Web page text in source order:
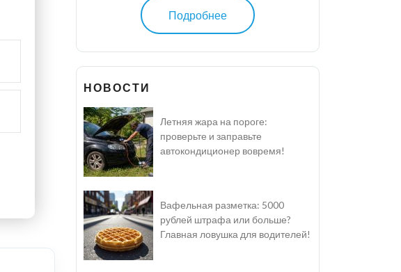
Подробнее
НОВОСТИ
Летняя жара на пороге:
проверьте и заправьте
автокондиционер вовремя!
Вафельная разметка: 5000
рублей штрафа или больше?
Главная ловушка для водителей!